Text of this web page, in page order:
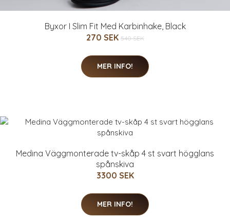
Byxor I Slim Fit Med Karbinhake, Black
270 SEK 540 SEK
MER INFO!
Medina Väggmonterade tv-skåp 4 st svart högglans
spånskiva
3300 SEK
MER INFO!